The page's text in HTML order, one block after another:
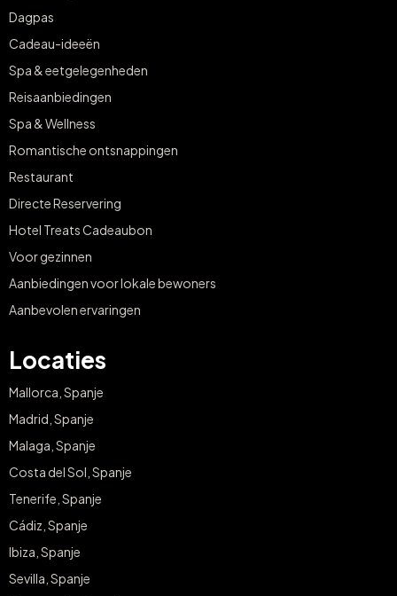
Dagpas
Cadeau-ideeën
Spa & eetgelegenheden
Reisaanbiedingen
Spa & Wellness
Romantische ontsnappingen
Restaurant
Directe Reservering
Hotel Treats Cadeaubon
Voor gezinnen
Aanbiedingen voor lokale bewoners
Aanbevolen ervaringen
Locaties
Mallorca, Spanje
Madrid, Spanje
Malaga, Spanje
Costa del Sol, Spanje
Tenerife, Spanje
Cádiz, Spanje
Ibiza, Spanje
Sevilla, Spanje